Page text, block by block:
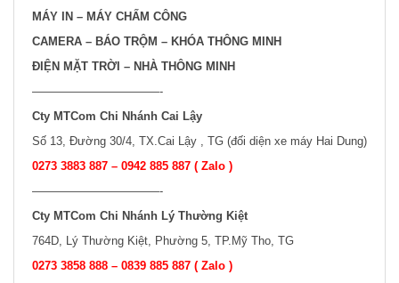
MÁY IN – MÁY CHẤM CÔNG
CAMERA – BÁO TRỘM – KHÓA THÔNG MINH
ĐIỆN MẶT TRỜI – NHÀ THÔNG MINH
———————————-
Cty MTCom Chi Nhánh Cai Lậy
Số 13, Đường 30/4, TX.Cai Lậy , TG (đối diện xe máy Hai Dung)
0273 3883 887 – 0942 885 887 ( Zalo )
———————————-
Cty MTCom Chi Nhánh Lý Thường Kiệt
764D, Lý Thường Kiệt, Phường 5, TP.Mỹ Tho, TG
0273 3858 888 – 0839 885 887 ( Zalo )